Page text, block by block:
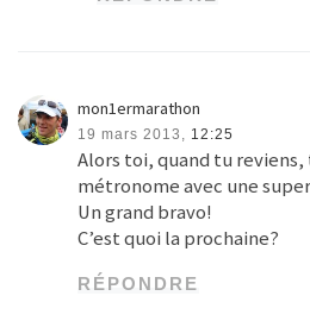
mon1ermarathon
19 mars 2013, 12:25
Alors toi, quand tu reviens,
métronome avec une
Un grand bravo!
C’est quoi la prochaine?
RÉPONDRE